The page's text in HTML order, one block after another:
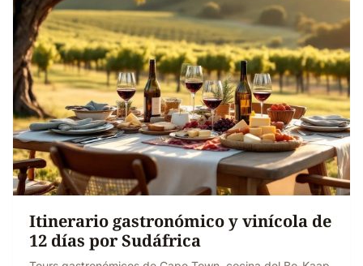
Itinerario gastronómico y vinícola de
12 días por Sudáfrica